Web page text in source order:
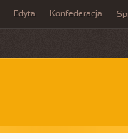
Edyta Konfederacja